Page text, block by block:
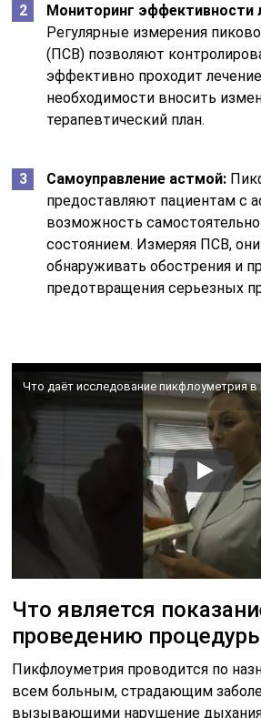
Мониторинг эффективности
Регулярные измерения
(ПСВ) позволяют
эффективно проходит
необходимости вносить
терапевтический план.
Самоуправление астмой:
предоставляют пациентам с
возможность
состоянием. Измеряя ПСВ,
обнаруживать обострения и
предотвращения серьезных
Что даёт исследование пикфлоуметрия в
Что является
проведению
Пикфлоуметрия проводится по
всем больным, страдающим
вызывающими нарушение